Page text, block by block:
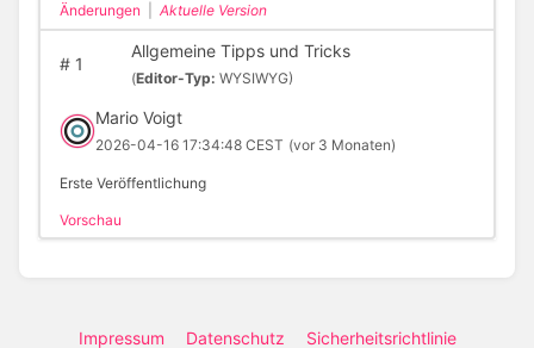
Änderungen Aktuelle Version
#1
Allgemeine Tipps und Tricks
(Editor-Typ: WYSIWYG)
Mario Voigt
2026-04-16 17:34:48 CEST (vor 3 Monaten)
Erste Veröffentlichung
Vorschau
Impressum Datenschutz Sicherheitsrichtlinie